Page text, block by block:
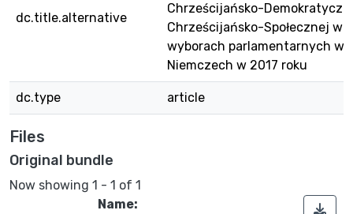
dc.title.alternative
Chrześcijańsko-
Chrześcijańsko-Społecznej w
wyborach parlamentarnych w
Niemczech w 2017 roku
dc.type article
Files
Original bundle
Now showing 1 - 1 of 1
Name: